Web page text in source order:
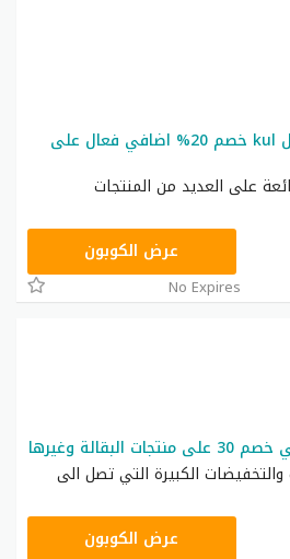
أحدث كود خصم لموقع كل kul خصم 20% اضافي فعال على
على العديد من المنتجات
عرض الكوبون
No Expires
وغيرها
الكبيرة التي تصل الى
عرض الكوبون